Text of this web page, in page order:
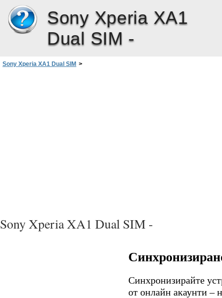
Sony Xperia XA1
Dual SIM -
Sony Xperia XA1 Dual SIM >
Sony Xperia XA1 Dual SIM -
Синхронизирайте
от онлайн акаунти